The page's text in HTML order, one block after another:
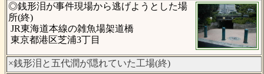
◎銭形泪が事件現場から逃げようとした場
所(終)
JR東海道本線の雑魚場架道橋
東京都港区芝浦3丁目
×銭形泪と五代潤が隠れていた工場(終)